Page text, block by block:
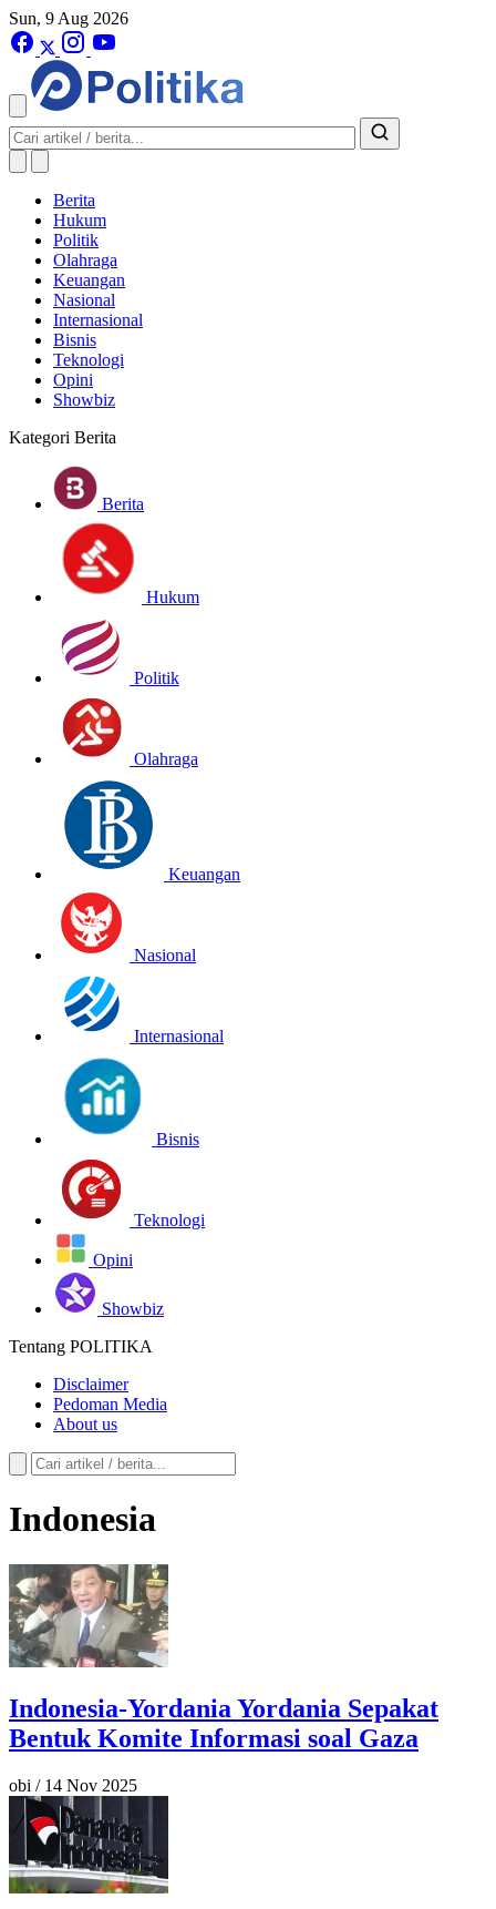
Sun, 9 Aug 2026
Berita
Hukum
Politik
Olahraga
Keuangan
Nasional
Internasional
Bisnis
Teknologi
Opini
Showbiz
Kategori Berita
Berita
Hukum
Politik
Olahraga
Keuangan
Nasional
Internasional
Bisnis
Teknologi
Opini
Showbiz
Tentang POLITIKA
Disclaimer
Pedoman Media
About us
Indonesia
Indonesia-Yordania Yordania Sepakat
Bentuk Komite Informasi soal Gaza
obi / 14 Nov 2025